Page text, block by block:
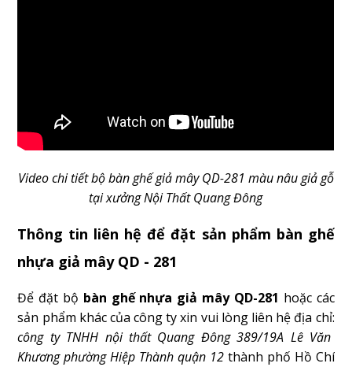
Video chi tiết bộ bàn ghế giả mây QD-281 màu nâu giả gỗ
tại xưởng Nội Thất Quang Đông
Thông tin liên hệ để đặt sản phẩm bàn ghế
nhựa giả mây QD - 281
Để đặt bộ bàn ghế nhựa giả mây QD-281 hoặc các
sản phẩm khác của công ty xin vui lòng liên hệ địa chỉ:
công ty TNHH nội thất Quang Đông 389/19A Lê Văn
Khương phường Hiệp Thành quận 12thành phố Hồ Chí